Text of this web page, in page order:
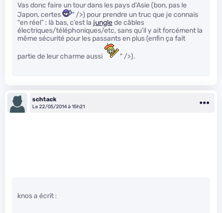
Vas donc faire un tour dans les pays d’Asie (bon, pas le
Japon, certes
" />) pour prendre un truc que je connais
“en réel” : là bas, c’est la junglede câbles
électriques/téléphoniques/etc, sans qu’il y ait forcément la
même sécurité pour les passants en plus (enfin ça fait
partie de leur charme aussi " />).
schtack
Le 22/05/2014 à 15h21
knos a écrit :